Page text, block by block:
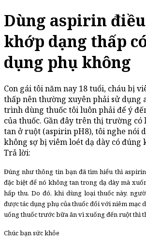
Dùng aspirin
khớp dạng thấp
dụng phụ không
Con gái tôi năm nay 18 tuổi, cháu bị
thấp nên thường xuyên phải sử dụng
trình dùng thuốc tôi luôn phải để ý
của thuốc. Gần đây trên thị trường có
tan ở ruột (aspirin pH8), tôi nghe nói
không sợ bị viêm loét dạ dày có đúng
Trả lời:
Đúng như thông tin bạn đã tìm hiểu thì
đặc biệt để nó không tan trong dạ dày mà
hấp thu. Do đó, khi dùng loại thuốc này,
được tác dụng phụ của thuốc đối với niêm mạc
uống thuốc trước bữa ăn vì xuống đến ruột thì
Chúc bạn sức khỏe